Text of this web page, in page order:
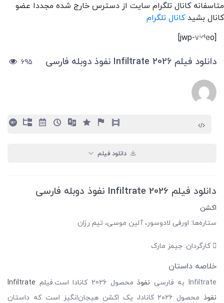
متاسفانه کانال تلگرام سایت از دسترس خارج شده مجددا عضو
کانال بشیدکانال تلگرام
[jwp-video]
دانلود فیلم Infiltrate 2026 نفوذ دوبله فارسی 695
دانلود فیلم
دانلود فیلم Infiltrate 2026 نفوذ دوبله فارسی
اکشن
ستاره‌ها: اورفی لادوسور، آلین موسی، تیم رزان
کارگردان: جیمز مارک
خلاصه داستان
Infiltrate به فارسی نفوذ محصول 2026 کانادا است.فیلم
Infiltrate
نفوذ
محصول ۲۰۲۶ کانادا، یک اکشن هیجان‌انگیز است که داستان